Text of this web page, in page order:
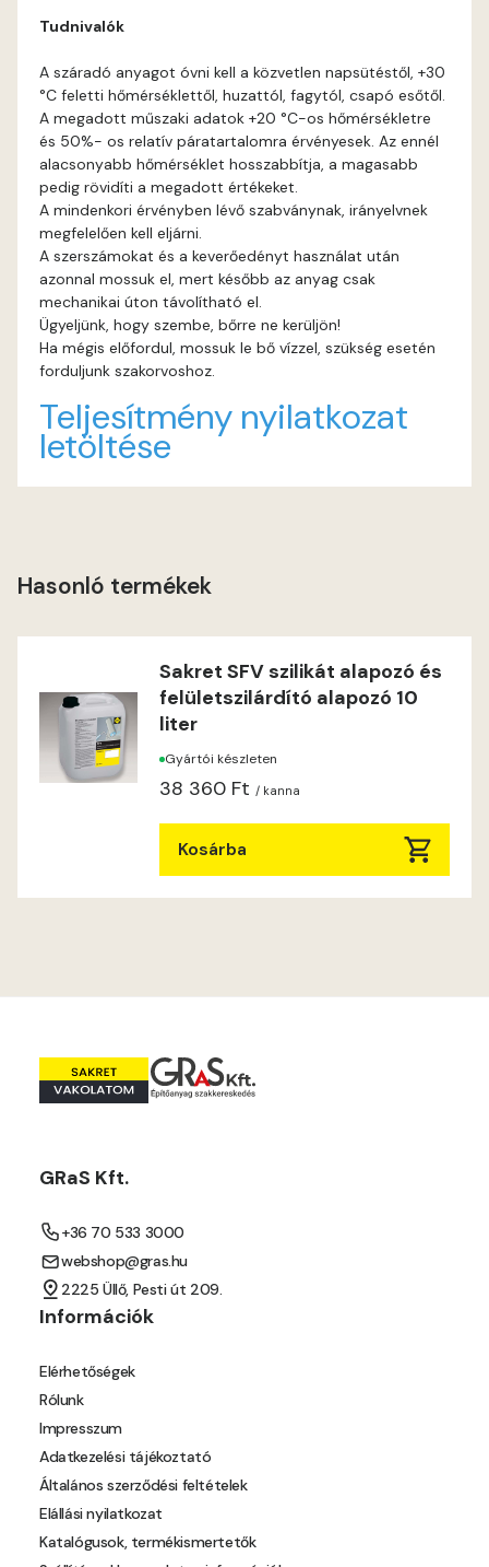
Fig-brown C
Fig-brown D
Fir D
Gecco-green E
Gold-yellow D
Graphit C
Graphit D
Indian-yellow D
Lilac B
Lilac C
Lime A
Magnolia C
Pear-yellow C
Tudnivalók
A száradó anyagot óvni kell a közvetlen napsütéstől, +30
°C feletti hőmérséklettől, huzattól, fagytól, csapó esőtől.
A megadott műszaki adatok +20 °C-os hőmérsékletre
és 50%- os relatív páratartalomra érvényesek. Az ennél
alacsonyabb hőmérséklet hosszabbítja, a magasabb
pedig rövidíti a megadott értékeket.
A mindenkori érvényben lévő szabványnak, irányelvnek
megfelelően kell eljárni.
A szerszámokat és a keverőedényt használat után
azonnal mossuk el, mert később az anyag csak
mechanikai úton távolítható el.
Ügyeljünk, hogy szembe, bőrre ne kerüljön!
Ha mégis előfordul, mossuk le bő vízzel, szükség esetén
forduljunk szakorvoshoz.
Teljesítmény nyilatkozat
letöltése
Hasonló termékek
Sakret SFV szilikát alapozó és
felületszilárdító alapozó 10
liter
Gyártói készleten
38 360 Ft / kanna
Kosárba
GRaS Kft.
+36 70 533 3000
webshop@gras.hu
2225 Üllő, Pesti út 209.
Információk
Elérhetőségek
Rólunk
Impresszum
Adatkezelési tájékoztató
Általános szerződési feltételek
Elállási nyilatkozat
Katalógusok, termékismertetők